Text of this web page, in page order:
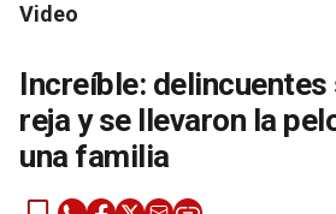
Video
Increíble:
reja y se llevaron la
una familia